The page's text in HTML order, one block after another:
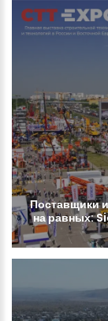
Поставщикии
наравных: